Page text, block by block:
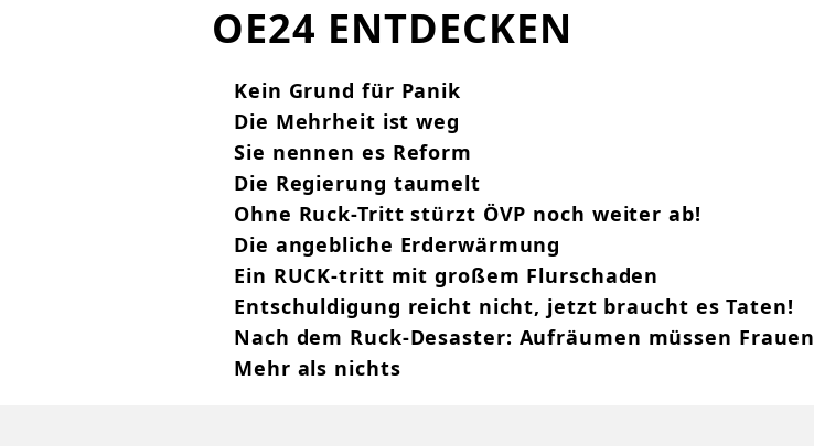
OE24 ENTDECKEN
Kein Grund für Panik
Die Mehrheit ist weg
Sie nennen es Reform
Die Regierung taumelt
Ohne Ruck-Tritt stürzt ÖVP noch weiter ab!
Die angebliche Erderwärmung
Ein RUCK-tritt mit großem Flurschaden
Entschuldigung reicht nicht, jetzt braucht es Taten!
Nach dem Ruck-Desaster: Aufräumen müssen Frauen
Mehr als nichts